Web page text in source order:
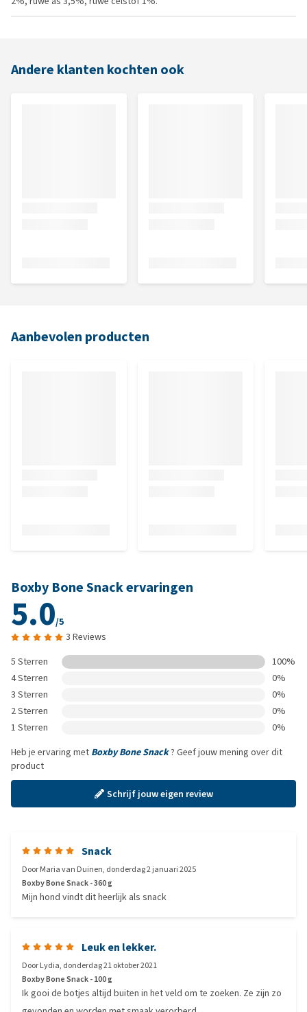
Andere klanten kochten ook
Aanbevolen producten
Boxby Bone Snack ervaringen
5.0/5
3 Reviews
5 Sterren
100%
4 Sterren
0%
3 Sterren
0%
2 Sterren
0%
1 Sterren
0%
Heb je ervaring met Boxby Bone Snack? Geef jouw mening over dit
product
Schrijf jouw eigen review
Snack
DoorMaria van Duinen, donderdag 2 januari 2025
Boxby Bone Snack - 360 g
Mijn hond vindt dit heerlijk als snack
Leuk en lekker.
DoorLydia, donderdag 21 oktober 2021
Boxby Bone Snack - 100 g
Ik gooi de botjes altijd buiten in het veld om te zoeken. Ze zijn zo